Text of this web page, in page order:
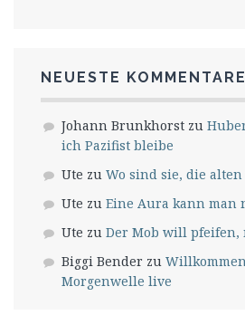
NEUESTE KOMMENTARE
Johann Brunkhorst zu
ich Pazifist bleibe
Ute zu Wo sind sie, die
Ute zu Eine Aura kann man
Ute zu Der Mob will
Biggi Bender zu
Morgenwelle live